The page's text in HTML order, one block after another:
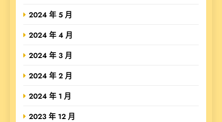
2024 年 5 月
2024 年 4 月
2024 年 3 月
2024 年 2 月
2024 年 1 月
2023 年 12 月